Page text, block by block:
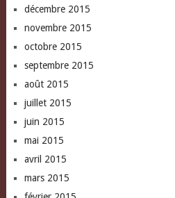
décembre 2015
novembre 2015
octobre 2015
septembre 2015
août 2015
juillet 2015
juin 2015
mai 2015
avril 2015
mars 2015